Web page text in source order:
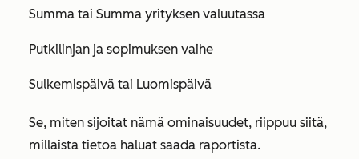
Summa tai Summa yrityksen valuutassa
Putkilinjan ja sopimuksen vaihe
Sulkemispäivä tai Luomispäivä
Se, miten sijoitat nämä ominaisuudet, riippuu siitä,
millaista tietoa haluat saada raportista.